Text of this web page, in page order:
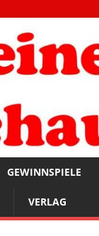
GEWINNSPIELE
VERLAG